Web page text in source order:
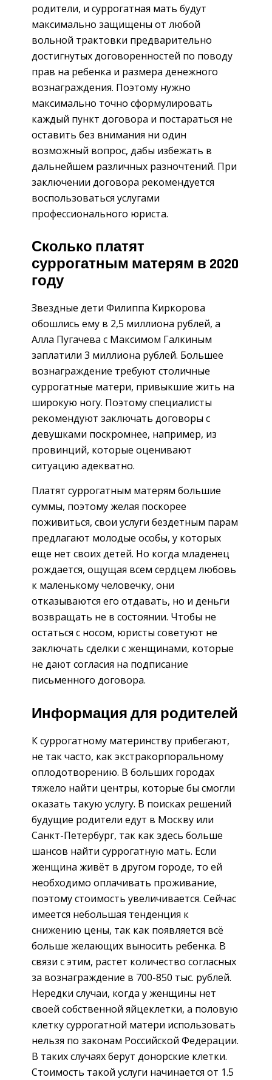
родители, и суррогатная мать будут
максимально защищены от любой
вольной трактовки предварительно
достигнутых договоренностей по поводу
прав на ребенка и размера денежного
вознаграждения. Поэтому нужно
максимально точно сформулировать
каждый пункт договора и постараться не
оставить без внимания ни один
возможный вопрос, дабы избежать в
дальнейшем различных разночтений. При
заключении договора рекомендуется
воспользоваться услугами
профессионального юриста.
Сколько платят
суррогатным матерям в 2020
году
Звездные дети Филиппа Киркорова
обошлись ему в 2,5 миллиона рублей, а
Алла Пугачева с Максимом Галкиным
заплатили 3 миллиона рублей. Большее
вознаграждение требуют столичные
суррогатные матери, привыкшие жить на
широкую ногу. Поэтому специалисты
рекомендуют заключать договоры с
девушками поскромнее, например, из
провинций, которые оценивают
ситуацию адекватно.
Платят суррогатным матерям большие
суммы, поэтому желая поскорее
поживиться, свои услуги бездетным парам
предлагают молодые особы, у которых
еще нет своих детей. Но когда младенец
рождается, ощущая всем сердцем любовь
к маленькому человечку, они
отказываются его отдавать, но и деньги
возвращать не в состоянии. Чтобы не
остаться с носом, юристы советуют не
заключать сделки с женщинами, которые
не дают согласия на подписание
письменного договора.
Информация для родителей
К суррогатному материнству прибегают,
не так часто, как экстракорпоральному
оплодотворению. В больших городах
тяжело найти центры, которые бы смогли
оказать такую услугу. В поисках решений
будущие родители едут в Москву или
Санкт-Петербург, так как здесь больше
шансов найти суррогатную мать. Если
женщина живёт в другом городе, то ей
необходимо оплачивать проживание,
поэтому стоимость увеличивается. Сейчас
имеется небольшая тенденция к
снижению цены, так как появляется всё
больше желающих выносить ребенка. В
связи с этим, растет количество согласных
за вознаграждение в 700-850 тыс. рублей.
Нередки случаи, когда у женщины нет
своей собственной яйцеклетки, а половую
клетку суррогатной матери использовать
нельзя по законам Российской Федерации.
В таких случаях берут донорские клетки.
Стоимость такой услуги начинается от 1.5